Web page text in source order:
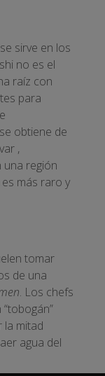
sirve en los
no es el
raíz con
para
obtiene de
,
una región
más raro y
tomar
de una
. Los chefs
la mitad
agua del